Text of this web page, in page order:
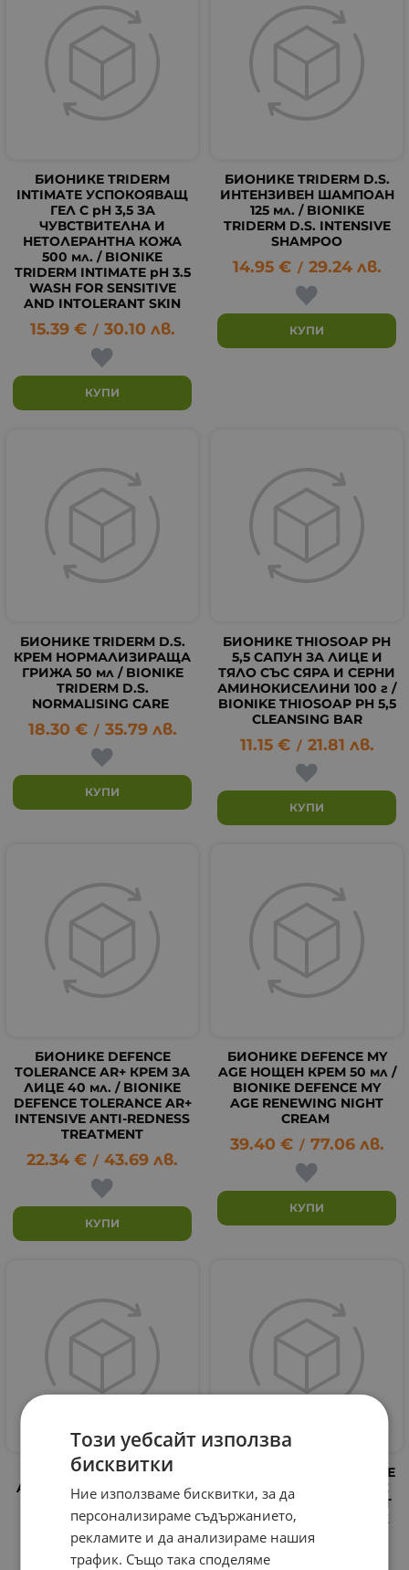
БИОНИКЕ TRIDERM
INTIMATE УСПОКОЯВАЩ
ГЕЛ С pH 3,5 ЗА
ЧУВСТВИТЕЛНА И
НЕТОЛЕРАНТНА КОЖА
500 мл. / BIONIKE
TRIDERM INTIMATE pH 3.5
WASH FOR SENSITIVE
AND INTOLERANT SKIN
15.39 € / 30.10 лв.
КУПИ
БИОНИКЕ TRIDERM D.S.
ИНТЕНЗИВЕН ШАМПОАН
125 мл. / BIONIKE
TRIDERM D.S. INTENSIVE
SHAMPOO
14.95 € / 29.24 лв.
КУПИ
БИОНИКЕ TRIDERM D.S.
КРЕМ НОРМАЛИЗИРАЩА
ГРИЖА 50 мл / BIONIKE
TRIDERM D.S.
NORMALISING CARE
18.30 € / 35.79 лв.
КУПИ
БИОНИКЕ THIOSOAP PH
5,5 САПУН ЗА ЛИЦЕ И
ТЯЛО СЪС СЯРА И СЕРНИ
АМИНОКИСЕЛИНИ 100 г /
BIONIKE THIOSOAP PH 5,5
CLEANSING BAR
11.15 € / 21.81 лв.
КУПИ
БИОНИКЕ DEFENCE
TOLERANCE AR+ КРЕМ ЗА
ЛИЦЕ 40 мл. / BIONIKE
DEFENCE TOLERANCE AR+
INTENSIVE ANTI-REDNESS
TREATMENT
22.34 € / 43.69 лв.
КУПИ
БИОНИКЕ DEFENCE MY
AGE НОЩЕН КРЕМ 50 мл /
BIONIKE DEFENCE MY
AGE RENEWING NIGHT
CREAM
39.40 € / 77.06 лв.
КУПИ
БИОНИКЕ DEFENCE MY
AGE ДНЕВЕН КРЕМ 50 мл
/ BIONIKE DEFENCE MY
AGE RENEWING DAY
CREAM
39.40 € / 77.06 лв.
БИОНИКЕ DEFENCE PURE
МАСКА 75 мл. / BIONIKE
DEFENCE MASK INSTANT
PURE PURIFYING BLACK
MASK
18.90
Този уебсайт използва
бисквитки
Ние използваме бисквитки, за да
персонализираме съдържанието,
рекламите и да анализираме нашия
трафик. Също така споделяме